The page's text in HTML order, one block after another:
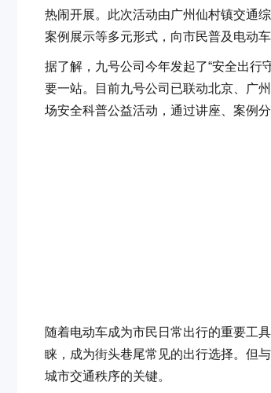
热闹开展。此次活动由广州仙村镇交通
案例展示等多元形式，向市民普及电动
据了解，九号公司今年发起了“安全出行
要一站。目前九号公司已联动北京、广
场安全科普公益活动，通过讲座、案例
随着电动车成为市民日常出行的重要工
睐，成为街头巷尾常见的出行选择。但
城市交通秩序的关键。